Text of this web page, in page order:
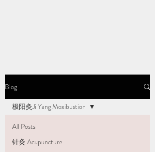
Blog
All Posts
针灸 Acupuncture
极阳灸Ji Yang Moxibustion